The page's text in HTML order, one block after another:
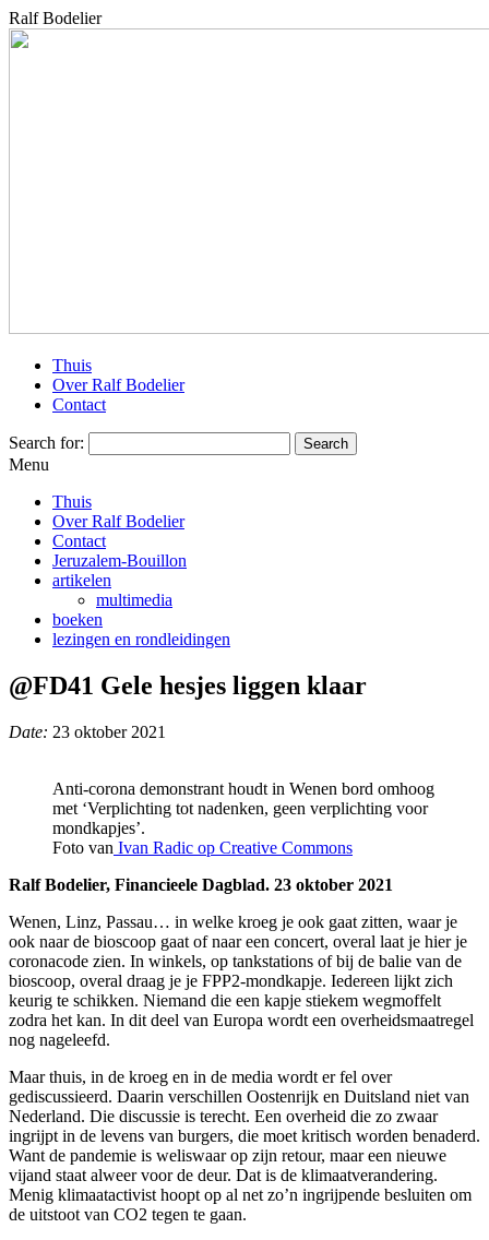
Ralf Bodelier
Thuis
Over Ralf Bodelier
Contact
Search for:
Menu
Thuis
Over Ralf Bodelier
Contact
Jeruzalem-Bouillon
artikelen
multimedia
boeken
lezingen en rondleidingen
@FD41 Gele hesjes liggen klaar
Date: 23 oktober 2021
Anti-corona demonstrant houdt in Wenen bord omhoog
met ‘Verplichting tot nadenken, geen verplichting voor
mondkapjes’.
Foto van Ivan Radic op Creative Commons
Ralf Bodelier, Financieele Dagblad. 23 oktober 2021
Wenen, Linz, Passau… in welke kroeg je ook gaat zitten, waar je
ook naar de bioscoop gaat of naar een concert, overal laat je hier je
coronacode zien. In winkels, op tankstations of bij de balie van de
bioscoop, overal draag je je FPP2-mondkapje. Iedereen lijkt zich
keurig te schikken. Niemand die een kapje stiekem wegmoffelt
zodra het kan. In dit deel van Europa wordt een overheidsmaatregel
nog nageleefd.
Maar thuis, in de kroeg en in de media wordt er fel over
gediscussieerd. Daarin verschillen Oostenrijk en Duitsland niet van
Nederland. Die discussie is terecht. Een overheid die zo zwaar
ingrijpt in de levens van burgers, die moet kritisch worden benaderd.
Want de pandemie is weliswaar op zijn retour, maar een nieuwe
vijand staat alweer voor de deur. Dat is de klimaatverandering.
Menig klimaatactivist hoopt op al net zo’n ingrijpende besluiten om
de uitstoot van CO2 tegen te gaan.